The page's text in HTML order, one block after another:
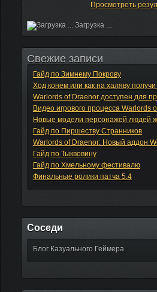
Просмотреть
Загрузка ...
Свежие записи
Гайд по Зимнему Покрову
Ход конем или как на халяву
Warlords of Draenor доступен для
Видео игрового процесса Warlords
Новые модели персонажей людей
Гайд по Пиршеству Странников
Warlords of Draenor: Новый аддон
Гайд по Тыквовину
Гайд по Хмельному фестивалю
Финальные ролики патча 5.4
Соседи
Блог Казуального Геймера